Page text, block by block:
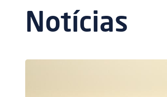
Notícias